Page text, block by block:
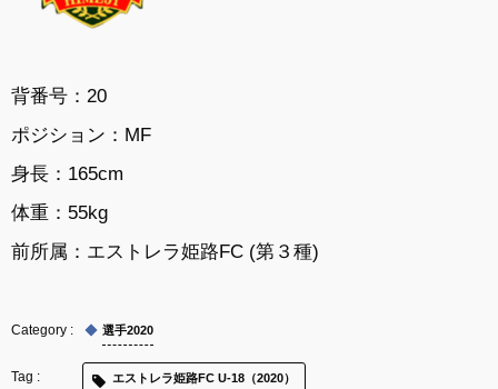
背番号：20
ポジション：MF
身長：165cm
体重：55kg
前所属： エストレラ姫路FC (第３種)
選手2020
エストレラ姫路FC U-18（2020）